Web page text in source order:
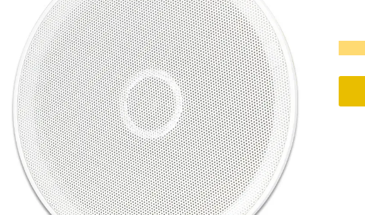
فرم معرفی برقکار
پنل ثبت پروژه ویژه کارکنان
پنل ثبت قراردادهای سازمانی پرسنل